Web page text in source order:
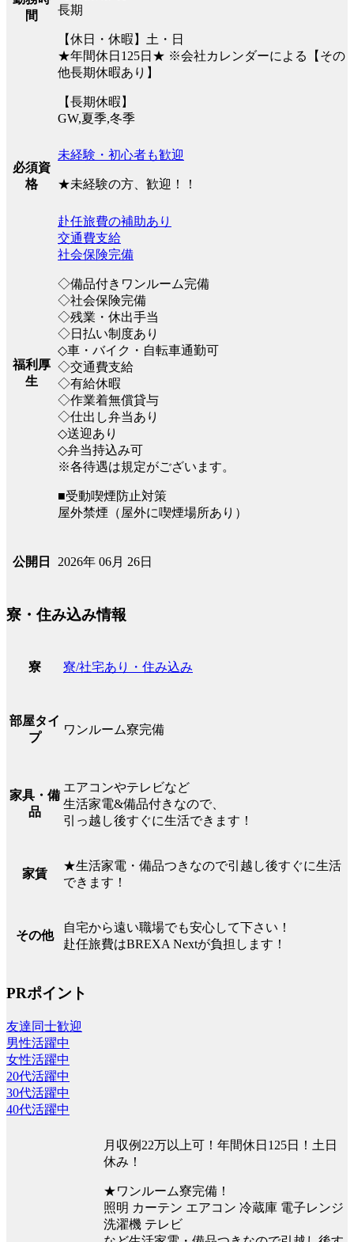
間
長期
【休日・休暇】土・日
★年間休日125日★ ※会社カレンダーによる【その
他長期休暇あり】
【長期休暇】
GW,夏季,冬季
必須資
格
未経験・初心者も歓迎
★未経験の方、歓迎！！
福利厚
生
赴任旅費の補助あり
交通費支給
社会保険完備
◇備品付きワンルーム完備
◇社会保険完備
◇残業・休出手当
◇日払い制度あり
◇車・バイク・自転車通勤可
◇交通費支給
◇有給休暇
◇作業着無償貸与
◇仕出し弁当あり
◇送迎あり
◇弁当持込み可
※各待遇は規定がございます。
■受動喫煙防止対策
屋外禁煙（屋外に喫煙場所あり）
公開日 2026年 06月 26日
寮・住み込み情報
寮 寮/社宅あり・住み込み
部屋タイ
プ
ワンルーム寮完備
家具・備
品
エアコンやテレビなど
生活家電&備品付きなので、
引っ越し後すぐに生活できます！
家賃
★生活家電・備品つきなので引越し後すぐに生活
できます！
その他
自宅から遠い職場でも安心して下さい！
赴任旅費はBREXA Nextが負担します！
PRポイント
友達同士歓迎
男性活躍中
女性活躍中
20代活躍中
30代活躍中
40代活躍中
月収例22万以上可！年間休日125日！土日
休み！
★ワンルーム寮完備！
照明 カーテン エアコン 冷蔵庫 電子レンジ
洗濯機 テレビ